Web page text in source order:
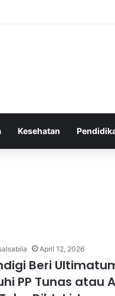
dan Aman untuk
Kesehatan
April 12, 2026
Beri
PP Tunas atau